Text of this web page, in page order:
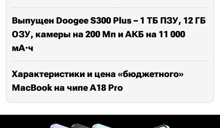
Выпущен Doogee S300 Plus – 1 ТБ ПЗУ, 12 ГБ
ОЗУ, камеры на 200 Мп и АКБ на 11 000
мА·ч
Характеристики и цена «бюджетного»
MacBook на чипе A18 Pro